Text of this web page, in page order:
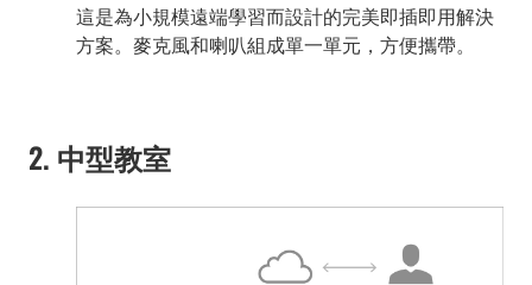
這是為小規模遠端學習而設計的完美即插即用解決
方案。麥克風和喇叭組成單一單元，方便攜帶。
2. 中型教室